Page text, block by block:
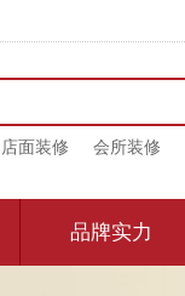
店面装修 会所装修
品牌实力